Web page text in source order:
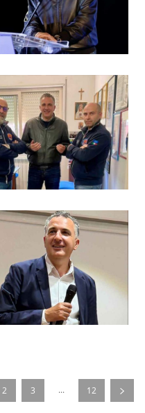
2 3 ... 12